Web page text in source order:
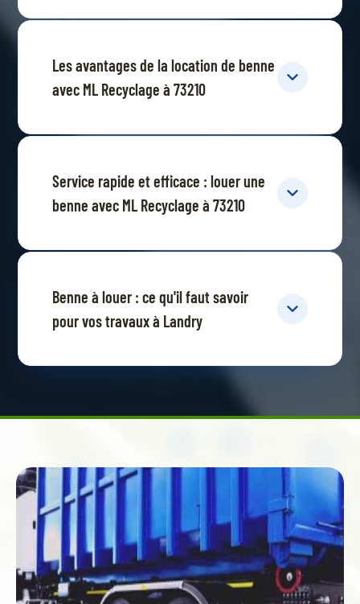
Les avantages de la location de benne
avec ML Recyclage à 73210
Service rapide et efficace : louer une
benne avec ML Recyclage à 73210
Benne à louer : ce qu'il faut savoir
pour vos travaux à Landry